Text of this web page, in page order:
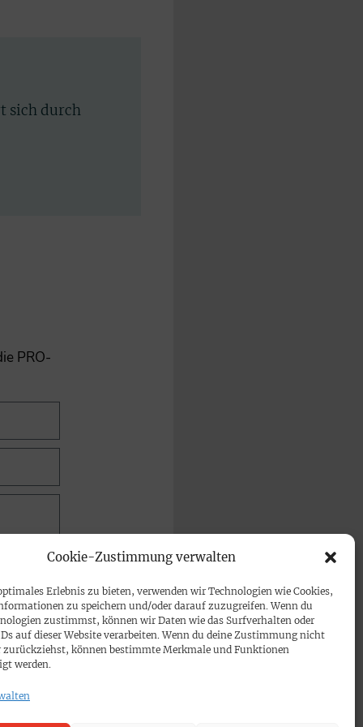
Cookie-Zustimmung verwalten
Erlebnis zu bieten, verwenden wir Technologien wie Cookies,
zu speichern und/oder darauf zuzugreifen. Wenn du
zustimmst, können wir Daten wie das Surfverhalten oder
auf dieser Website verarbeiten. Wenn du deine Zustimmung nicht
zurückziehst, können bestimmte Merkmale und Funktionen
werden.
sich durch
PRO-